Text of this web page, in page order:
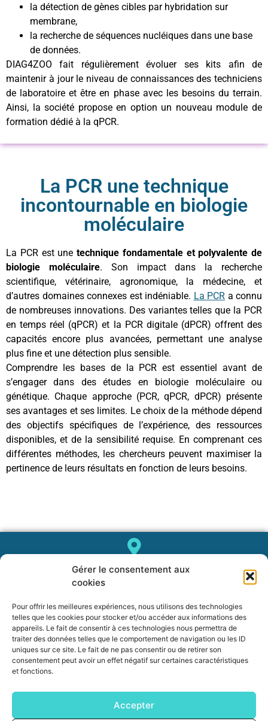
Gérer le consentement aux
cookies
Pour offrir les meilleures expériences, nous utilisons des technologies
telles que les cookies pour stocker et/ou accéder aux informations des
appareils. Le fait de consentir à ces technologies nous permettra de
traiter des données telles que le comportement de navigation ou les ID
uniques sur ce site. Le fait de ne pas consentir ou de retirer son
consentement peut avoir un effet négatif sur certaines caractéristiques
et fonctions.
Accepter
la détection de gènes cibles par hybridation sur
membrane,
la recherche de séquences nucléiques dans une base
de données.
DIAG4ZOO fait régulièrement évoluer ses kits afin de
maintenir à jour le niveau de connaissances des techniciens
de laboratoire et être en phase avec les besoins du terrain.
Ainsi, la société propose en option un nouveau module de
formation dédié à la qPCR.
La PCR une technique
incontournable en biologie
moléculaire
La PCR est une technique fondamentale et polyvalente de
biologie moléculaire. Son impact dans la recherche
scientifique, vétérinaire, agronomique, la médecine, et
d’autres domaines connexes est indéniable. La PCR a connu
de nombreuses innovations. Des variantes telles que la PCR
en temps réel (qPCR) et la PCR digitale (dPCR) offrent des
capacités encore plus avancées, permettant une analyse
plus fine et une détection plus sensible.
Comprendre les bases de la PCR est essentiel avant de
s’engager dans des études en biologie moléculaire ou
génétique. Chaque approche (PCR, qPCR, dPCR) présente
ses avantages et ses limites. Le choix de la méthode dépend
des objectifs spécifiques de l’expérience, des ressources
disponibles, et de la sensibilité requise. En comprenant ces
différentes méthodes, les chercheurs peuvent maximiser la
pertinence de leurs résultats en fonction de leurs besoins.
Cap Delta – Biopole Euromédecine II
info@diag4zoo.fr